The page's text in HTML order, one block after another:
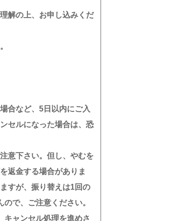
解の上、お申し込みくだ
合など、5日以内にご入
セルになった場合は、恐
意下さい。但し、やむを
返金する場合がありま
すが、振り替えは1回の
で、ご注意ください。
キャンセル処理を進めさ